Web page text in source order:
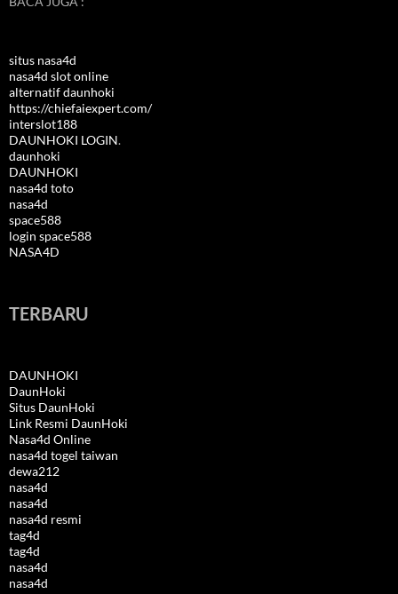
situs nasa4d
nasa4d slot online
alternatif daunhoki
https://chiefaiexpert.com/
interslot188
DAUNHOKI LOGIN.
daunhoki
DAUNHOKI
nasa4d toto
nasa4d
space588
login space588
NASA4D
TERBARU
DAUNHOKI
DaunHoki
Situs DaunHoki
Link Resmi DaunHoki
Nasa4d Online
nasa4d togel taiwan
dewa212
nasa4d
nasa4d
nasa4d resmi
tag4d
tag4d
nasa4d
nasa4d